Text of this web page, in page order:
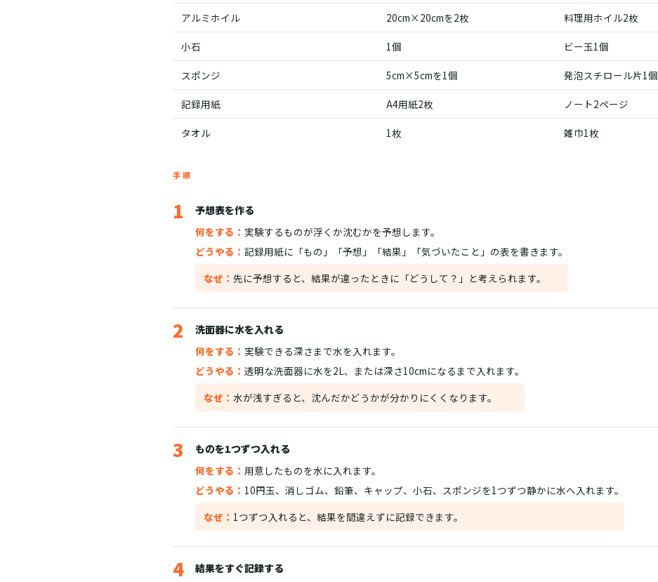
アルミホイル 20cm×20cmを2枚 料理用ホイル2枚
小石 1個 ビー玉1個
スポンジ 5cm×5cmを1個 発泡スチロール片1個
記録用紙 A4用紙2枚 ノート2ページ
タオル 1枚 雑巾1枚
手順
1
予想表を作る
何をする： 実験するものが浮くか沈むかを予想します。
どうやる： 記録用紙に「もの」「予想」「結果」「気づいたこと」の表を書きます。
なぜ： 先に予想すると、結果が違ったときに「どうして？」と考えられます。
2
洗面器に水を入れる
何をする： 実験できる深さまで水を入れます。
どうやる： 透明な洗面器に水を2L、または深さ10cmになるまで入れます。
なぜ： 水が浅すぎると、沈んだかどうかが分かりにくくなります。
3
ものを1つずつ入れる
何をする： 用意したものを水に入れます。
どうやる： 10円玉、消しゴム、鉛筆、キャップ、小石、スポンジを1つずつ静かに水へ入れます。
なぜ： 1つずつ入れると、結果を間違えずに記録できます。
4
結果をすぐ記録する